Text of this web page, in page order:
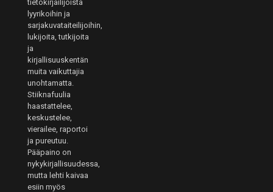
tietokirjailijoista
lyyrikoihin ja
sarjakuvataiteilijoihin,
lukijoita, tutkijoita
ja
kirjallisuuskentän
muita vaikuttajia
unohtamatta.
Stiiknafuulia
haastattelee,
keskustelee,
vierailee, raportoi
ja pureutuu.
Pääpaino on
nykykirjallisuudessa,
mutta lehti kaivaa
esiin myös